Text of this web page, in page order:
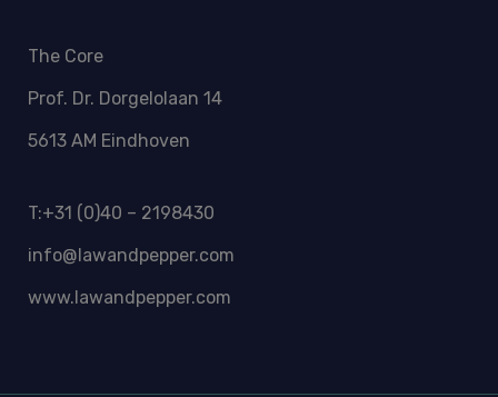
The Core
Prof. Dr. Dorgelolaan 14
5613 AM Eindhoven
T:+31 (0)40 – 2198430
info@lawandpepper.com
www.lawandpepper.com